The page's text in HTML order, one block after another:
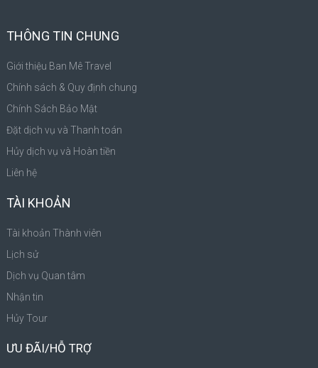
THÔNG TIN CHUNG
Giới thiệu Ban Mê Travel
Chính sách & Quy định chung
Chính Sách Bảo Mật
Đặt dịch vụ và Thanh toán
Hủy dịch vụ và Hoàn tiền
Liên hệ
TÀI KHOẢN
Tài khoản Thành viên
Lịch sử
Dịch vụ Quan tâm
Nhận tin
Hủy Tour
ƯU ĐÃI/HỖ TRỢ